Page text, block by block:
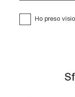
Ho preso